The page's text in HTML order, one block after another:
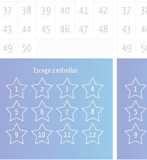
37
38 39 40 41
42
43
44 45 46 47
48
49
50
Escoge 2 estrellas
1 2 3 4
5 6 7 8
9 10 11 12
37
43
49
1
5
9